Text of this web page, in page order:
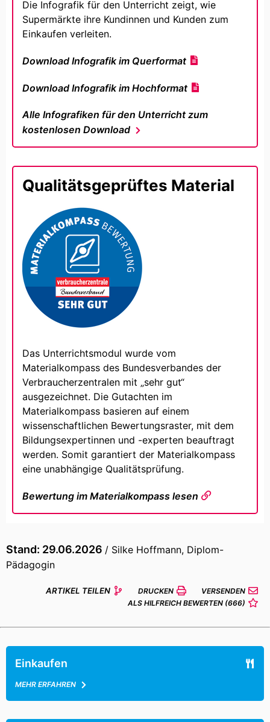
Die Infografik für den Unterricht zeigt, wie
Supermärkte ihre Kundinnen und Kunden zum
Einkaufen verleiten.
Download Infografik im Querformat
Download Infografik im Hochformat
Alle Infografiken für den Unterricht zum
kostenlosen Download
Qualitätsgeprüftes Material
Das Unterrichtsmodul wurde vom
Materialkompass des Bundesverbandes der
Verbraucherzentralen mit „sehr gut“
ausgezeichnet. Die Gutachten im
Materialkompass basieren auf einem
wissenschaftlichen Bewertungsraster, mit dem
Bildungsexpertinnen und -experten beauftragt
werden. Somit garantiert der Materialkompass
eine unabhängige Qualitätsprüfung.
Bewertung im Materialkompass lesen
Stand: 29.06.2026 / Silke Hoffmann, Diplom-
Pädagogin
ARTIKEL TEILEN DRUCKEN
VERSENDEN
ALS HILFREICH BEWERTEN (666)
Einkaufen
MEHR ERFAHREN